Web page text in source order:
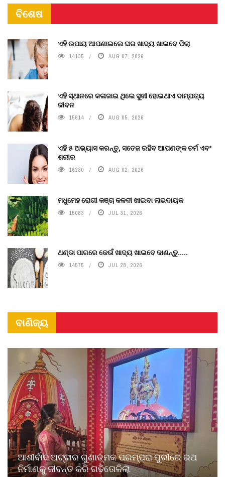
ବିଶେଷ
ଏହି ଉପାୟ ଆପଣାଇଲେ ଘର ଖାଦ୍ୟ ଖାଇବେ ପିଲା
14135 AUG 07, 2026
ଏହି ସ୍ଥାନରେ କଳାଜାଇ ଥିଲେ ସୁଖୀ ହୋଇଥାଏ ଦାମ୍ପତ୍ୟ
ଜୀବନ
15814 AUG 05, 2026
ଏହି ୫ ଅଭ୍ୟାସ କରନ୍ତୁ, ସତେଜ ରହିବ ଆପଣଙ୍କ ଚର୍ମ ଏବଂ
ଶରୀର
16230 AUG 02, 2026
ମଧୁମେହ ରୋଗୀ କଞ୍ଚା କଳଦୀ ଖାଇବା ଲାଭଦାୟକ
15083 JUL 31, 2026
ଥଣ୍ଡା ପାଗରେ କେଉଁ ଖାଦ୍ୟ ଖାଇବେ ଜାଣନ୍ତୁ.....
14575 JUL 28, 2026
ବାଣିଜ୍ୟ
ଆଶୀର୍ବାଦ ଅଟ୍ଟାର ଗୁଣାତ୍ମକ ପରମ୍ପରା ପୁରୀରେ ରଥ
ନିର୍ମାଣକୁ ଜୀବନ୍ତ କରି ଗଢିତୋଳିଲା